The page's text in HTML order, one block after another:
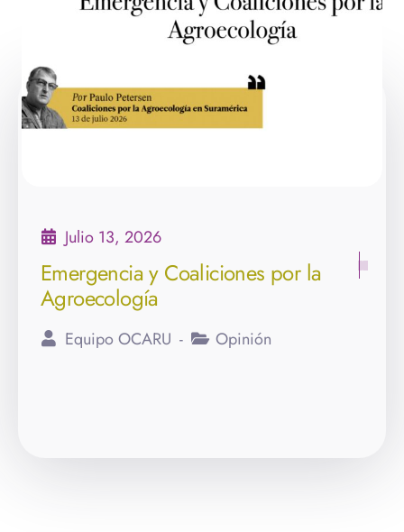
Julio 1, 2026
Primer encuentro sobre edición
génica en América Latina
Gabriela Vanegas Carrera